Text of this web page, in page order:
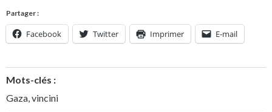
Partager :
Facebook Twitter Imprimer E-mail
Mots-clés :
Gaza vincini